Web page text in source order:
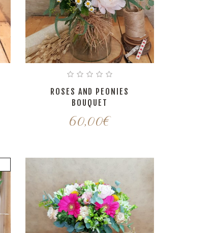
ROSES AND PEONIES
BOUQUET
60,00€